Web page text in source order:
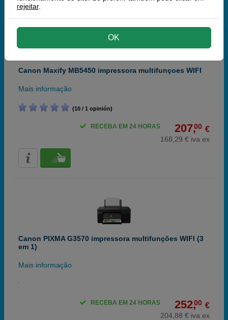
Canon Maxify MB5450 impressora multifunçoes WIFI
Mais informação
(10 / 1 opinión)
207,00 €
168,29 € iva ex
RECEBA EM 24 HORAS
Canon PIXMA G3570 impressora multifunções WIFI (3
em 1)
Mais informação
252,00 €
204,88 € iva ex
RECEBA EM 24 HORAS
rejeitar.
OK